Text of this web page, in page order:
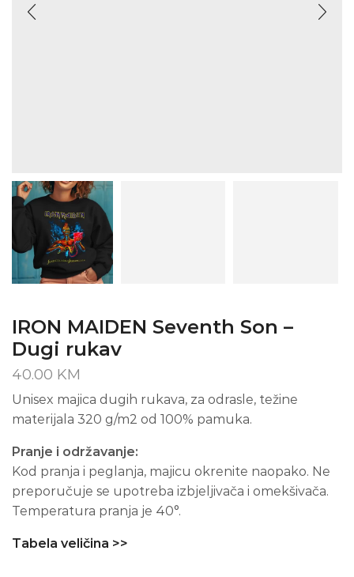
IRON MAIDEN Seventh Son –
Dugi rukav
40.00 KM
Unisex majica dugih rukava, za odrasle, težine
materijala 320 g/m2 od 100% pamuka.
Pranje i održavanje:
Kod pranja i peglanja, majicu okrenite naopako. Ne
preporučuje se upotreba izbjeljivača i omekšivača.
Temperatura pranja je 40°.
Tabela veličina >>